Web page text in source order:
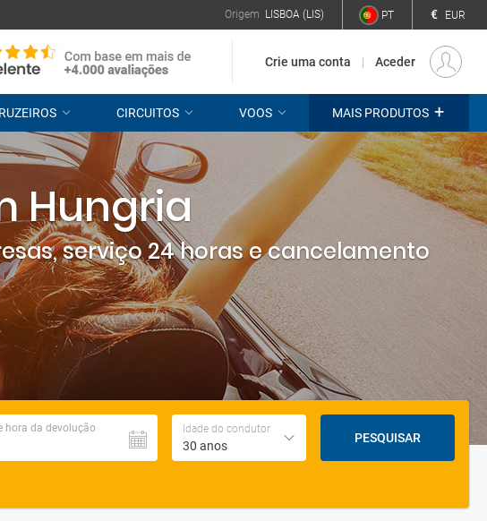
Origem LISBOA (LIS) PT € EUR
Crie uma conta Aceder
CIRCUITOS VOOS MAIS PRODUTOS +
Hungria
serviço 24 horas e cancelamento
hora da devolução Idade do condutor
30 anos
PESQUISAR